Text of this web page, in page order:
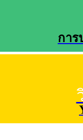
การ